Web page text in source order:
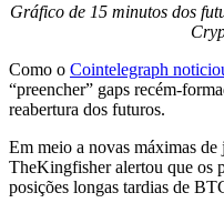
Gráfico de 15 minutos dos
Como o Cointelegraph
“preencher” gaps recém-
reabertura dos futuros.
Em meio a novas máximas
TheKingfisher alertou que os
posições longas tardias de